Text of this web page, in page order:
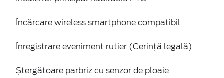
Încărcare wireless smartphone compatibil
Înregistrare eveniment rutier (Cerință legală)
Ștergătoare parbriz cu senzor de ploaie